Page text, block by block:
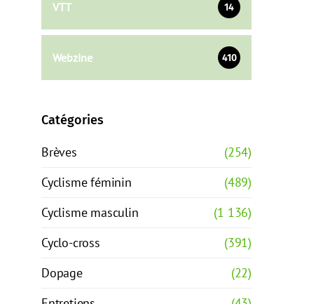
VTT 14
Webzine 410
Catégories
Brèves
(254)
Cyclisme féminin
(489)
Cyclisme masculin
(1 136)
Cyclo-cross
(391)
Dopage
(22)